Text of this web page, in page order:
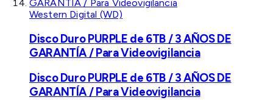
Western Digital (WD)
Disco Duro PURPLE de 6TB / 3 AÑOS DE
GARANTÍA / Para Videovigilancia
Disco Duro PURPLE de 6TB / 3 AÑOS DE
GARANTÍA / Para Videovigilancia